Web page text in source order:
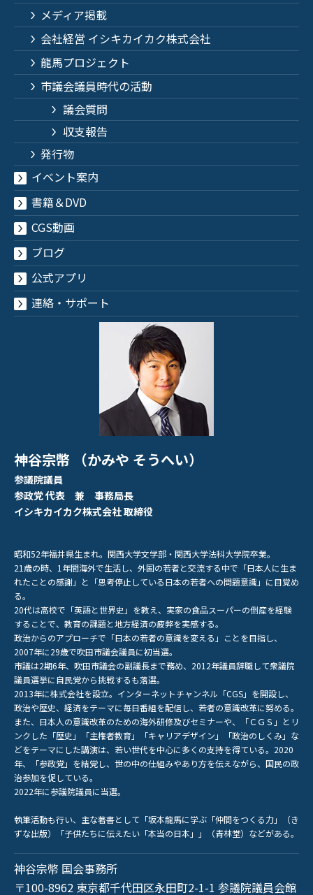
メディア掲載
会社経営 イシキカイカク株式会社
龍馬プロジェクト
市議会議員時代の活動
議会質問
収支報告
発行物
イベント案内
書籍＆DVD
CGS動画
ブログ
公式アプリ
連絡・サポート
神谷宗幣 （かみや そうへい）
参議院議員
参政党 代表 兼 事務局長
イシキカイカク株式会社 取締役
昭和52年福井県生まれ。関西大学文学部・関西大学法科大学院卒業。
21歳の時、1年間海外で生活し、外国の若者と交流する中で「日本人に生ま
れたことの感謝」と「思考停止している日本の若者への問題意識」に目覚め
る。
20代は高校で「英語と世界史」を教え、実家の食品スーパーの倒産を経験
することで、教育の課題と地方経済の疲弊を実感する。
政治からのアプローチで「日本の若者の意識を変える」ことを目指し、
2007年に29歳で吹田市議会議員に初当選。
市議は2期6年、吹田市議会の副議長まで務め、2012年議員辞職して衆議院
議員選挙に自民党から挑戦するも落選。
2013年に株式会社を設立。インターネットチャンネル「CGS」を開設し、
政治や歴史、経済をテーマに毎日番組を配信し、若者の意識改革に努める。
また、日本人の意識改革のための海外研修及びセミナーや、「ＣＧＳ」とリ
ンクした「歴史」「主権者教育」「キャリアデザイン」「政治のしくみ」な
どをテーマにした講演は、若い世代を中心に多くの支持を得ている。2020
年、「参政党」を結党し、世の中の仕組みやあり方を伝えながら、国民の政
治参加を促している。
2022年に参議院議員に当選。
執筆活動も行い、主な著書として「坂本龍馬に学ぶ「仲間をつくる力」（き
ずな出版）「子供たちに伝えたい「本当の日本」」（青林堂）などがある。
神谷宗幣 国会事務所
〒100-8962 東京都千代田区永田町2-1-1 参議院議員会館